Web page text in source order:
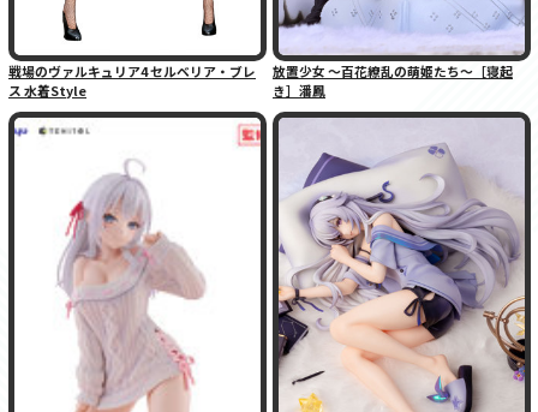
戦場のヴァルキュリア4 セルベリア・ブレ
ス 水着Style
放置少女 〜百花繚乱の萌姫たち〜［寝起
き］潘鳳